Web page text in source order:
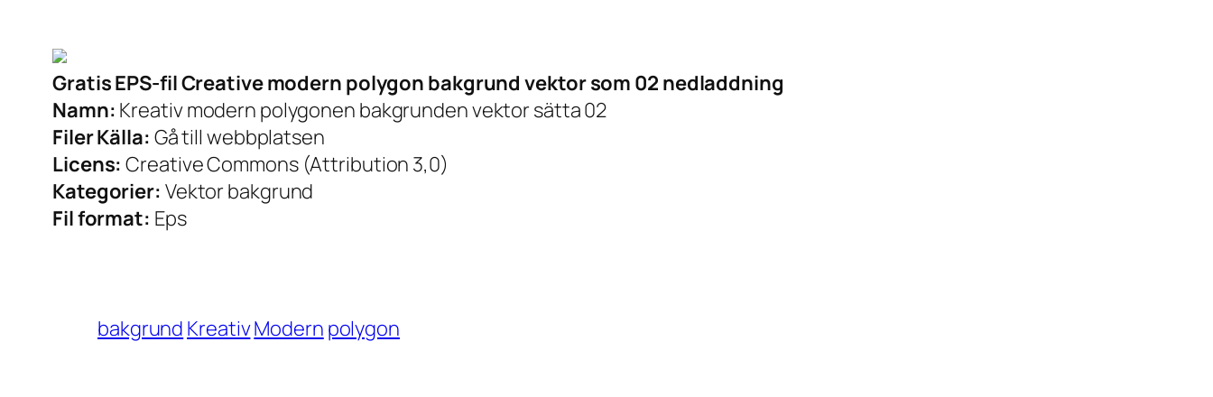
Gratis EPS-fil Creative modern polygon bakgrund vektor som 02 nedladdning
Namn: Kreativ modern polygonen bakgrunden vektor sätta 02
Filer Källa: Gå till webbplatsen
Licens: Creative Commons (Attribution 3,0)
Kategorier: Vektor bakgrund
Fil format: Eps
bakgrund KreativModern polygon